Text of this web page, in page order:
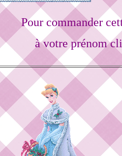
Pour commander
à votre prénom